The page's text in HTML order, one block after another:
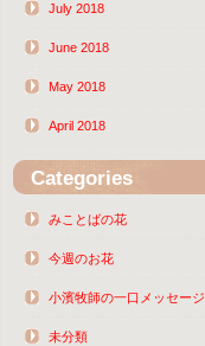
July 2018
June 2018
May 2018
April 2018
Categories
みことばの花
今週のお花
小濱牧師の一口メッセージ
未分類